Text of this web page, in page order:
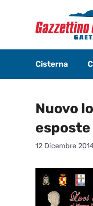
contenuto
Cisterna
Nuovo
12 Dicembre